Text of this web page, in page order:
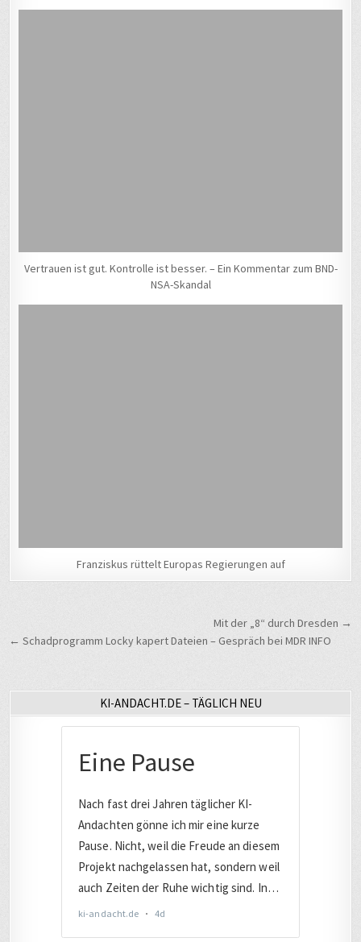
Vertrauen ist gut. Kontrolle ist besser. – Ein Kommentar zum BND-
NSA-Skandal
Franziskus rüttelt Europas Regierungen auf
Mit der „8“ durch Dresden →
← Schadprogramm Locky kapert Dateien – Gespräch bei MDR INFO
KI-ANDACHT.DE – TÄGLICH NEU